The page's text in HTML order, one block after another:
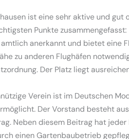
ist eine sehr aktive und
Punkte zusammengefasst:
amtlich anerkannt und bietet eine
zu anderen Flughäfen
Der Platz liegt
Verein ist im Deutschen
DerVorstand besteht
Neben diesem Beitrag hat
einen Gartenbaubetrieb